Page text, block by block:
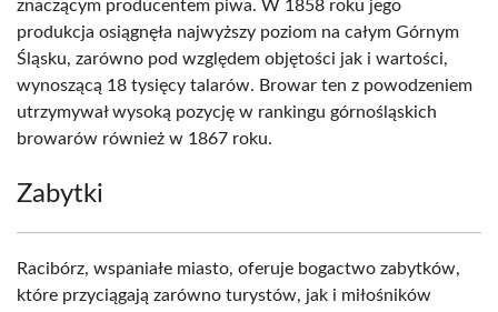
znaczącym producentem piwa. W 1858 roku jego
produkcja osiągnęła najwyższy poziom na całym Górnym
Śląsku, zarówno pod względem objętości jak i wartości,
wynoszącą 18 tysięcy talarów. Browar ten z powodzeniem
utrzymywał wysoką pozycję w rankingu górnośląskich
browarów również w 1867 roku.
Zabytki
Racibórz, wspaniałe miasto, oferuje bogactwo zabytków,
które przyciągają zarówno turystów, jak i miłośników